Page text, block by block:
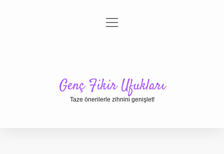
Gizlilik Politikası
menüyü
Genç Fikir Ufukları
Taze önerilerle zihnini genişlet!